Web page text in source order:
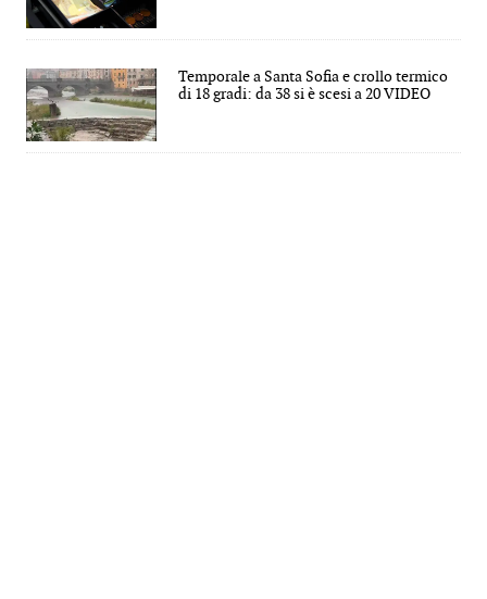
Temporale a Santa Sofia e crollo termico
di 18 gradi: da 38 si è scesi a 20 VIDEO